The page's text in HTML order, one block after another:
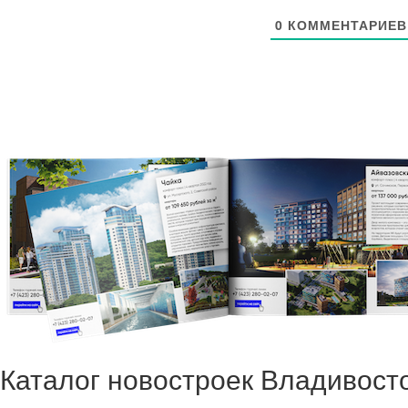
0 КОММЕНТАРИЕВ
Каталог новостроек